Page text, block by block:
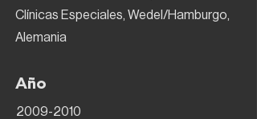
Clínicas Especiales, Wedel/Hamburgo,
Alemania
Año
2009-2010